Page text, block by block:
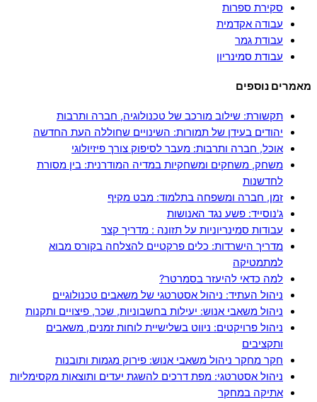
סקירת ספרות
עבודה אקדמית
עבודת גמר
עבודת סמינריון
מאמרים נוספים
תקשורת: שילוב מורכב של טכנולוגיה, חברה ותרבות
יהודים בעידן של תמורות: השינויים שחוללה העת החדשה
אוכל, חברה ותרבות: מעבר לסיפוק צורך פיזיולוגי
משחק, משחקים ומשחקיות במדיה המודרנית: בין מסורת
לחדשנות
זמן, חברה ומשפחה בתלמוד: מבט מקיף
ג'נוסייד: פשע נגד האנושות
עבודות סמינריוניות על תזונה : מדריך קצר
מדריך הישרדות: כלים פרקטיים להצלחה בקורס מבוא
למתמטיקה
למה כדאי להיעזר בסמרטר?
ניהול העתיד: ניהול אסטרטגי של משאבים טכנולוגיים
ניהול משאבי אנוש: יעילות בחשבוניות, שכר, פיצויים ותקנות
ניהול פרויקטים: ניווט בשלישיית לוחות זמנים, משאבים
ותקציבים
חקר מחקר ניהול משאבי אנוש: פירוק מגמות ותובנות
ניהול אסטרטגי: מפת דרכים להשגת יעדים ותוצאות מקסימליות
אתיקה במחקר